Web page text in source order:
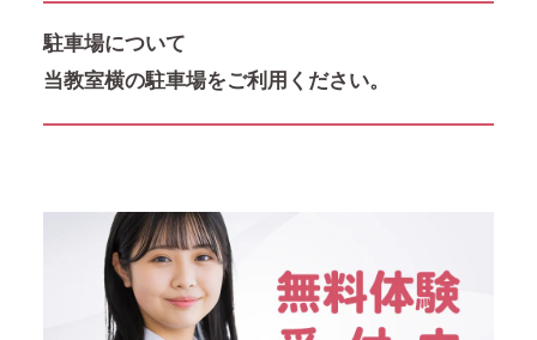
駐車場について
当教室横の駐車場をご利用ください。